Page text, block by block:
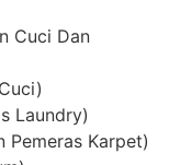
Cuci Dan
Laundry)
Pemeras Karpet)